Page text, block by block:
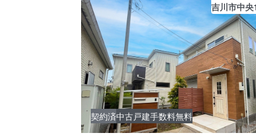
契約済中古戸建手数料無料
吉川市中